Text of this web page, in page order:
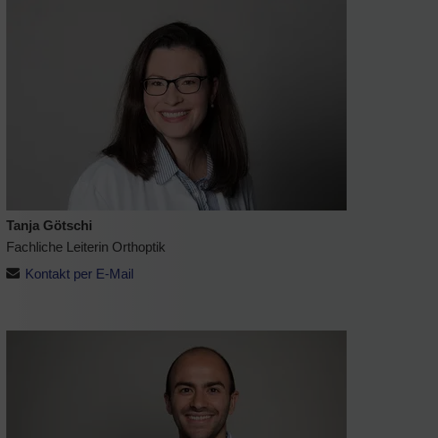
Tanja Götschi
Fachliche Leiterin Orthoptik
Kontakt per E-Mail